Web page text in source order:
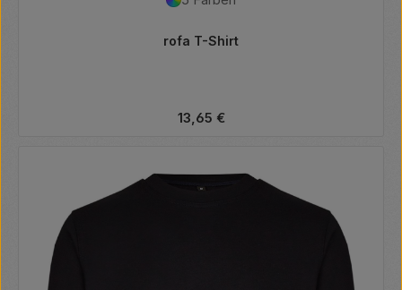
rofa T-Shirt
Regulärer Preis:
13,65 €